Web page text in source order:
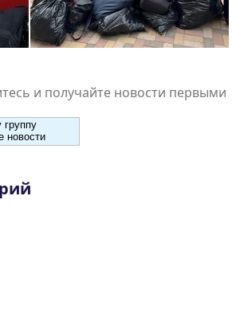
и получайте новости первыми
группу
новости